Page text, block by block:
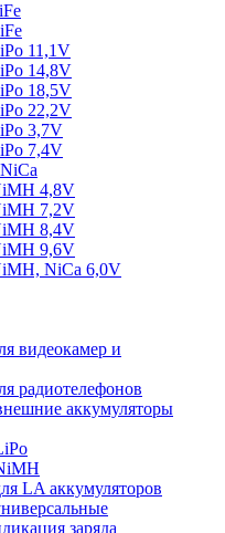
11,1V
14,8V
18,5V
22,2V
3,7V
7,4V
4,8V
7,2V
8,4V
9,6V
NiCa 6,0V
видеокамер и
радиотелефонов
аккумуляторы
LA аккумуляторов
заряда